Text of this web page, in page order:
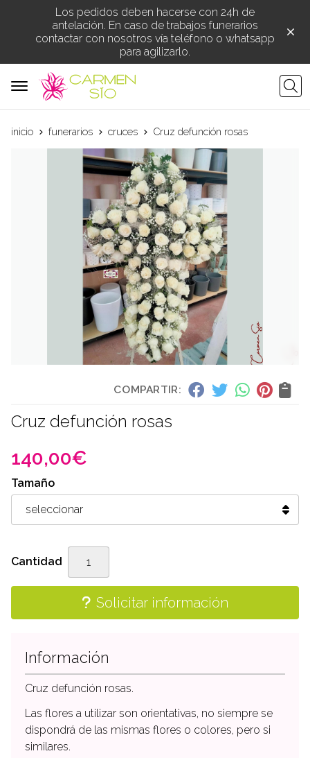
Los pedidos deben hacerse con 24h de
antelación. En caso de trabajos funerarios
contactar con nosotros vía teléfono o whatsapp
para agilizarlo.
inicio funerarios cruces Cruz defunción rosas
COMPARTIR:
Cruz defunción rosas
140,00€
Tamaño
Cantidad
Solicitar información
Información
Cruz defunción rosas.
Las flores a utilizar son orientativas, no siempre se
dispondrá de las mismas flores o colores, pero si
similares.